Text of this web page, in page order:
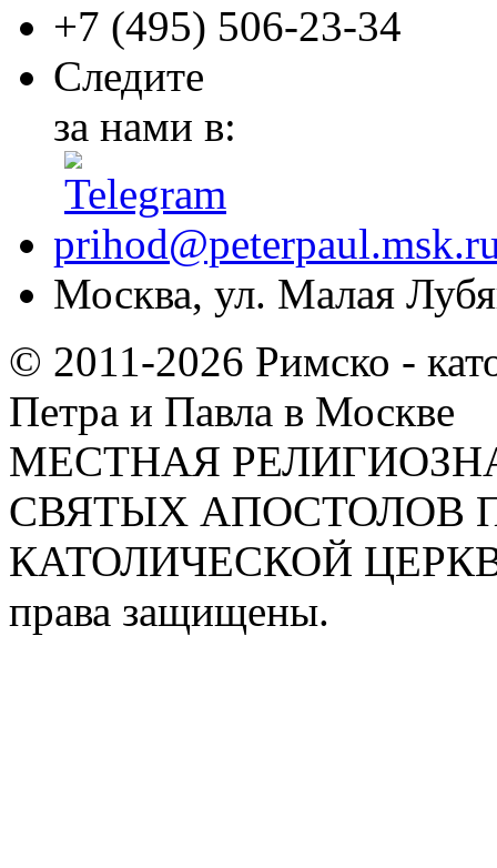
+7 (495) 506-23-34
Следите
за нами в:
Москва, ул. Малая
© 2011-2026 Римско -
Петра и Павла в Москве
МЕСТНАЯ
СВЯТЫХ АПОСТОЛОВ
КАТОЛИЧЕСКОЙ
права защищены.